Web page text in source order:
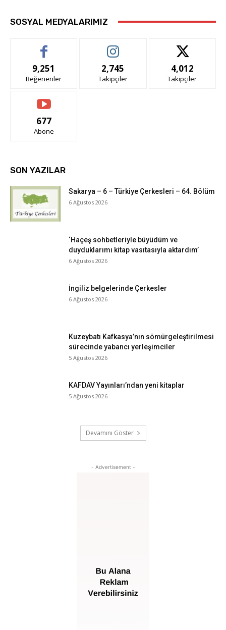
SOSYAL MEDYALARIMIZ
9,251
Beğenenler
2,745
Takipçiler
4,012
Takipçiler
677
Abone
SON YAZILAR
Sakarya – 6 – Türkiye Çerkesleri – 64. Bölüm
6 Ağustos 2026
‘Haçeş sohbetleriyle büyüdüm ve
duyduklarımı kitap vasıtasıyla aktardım’
6 Ağustos 2026
İngiliz belgelerinde Çerkesler
6 Ağustos 2026
Kuzeybatı Kafkasya’nın sömürgeleştirilmesi
sürecinde yabancı yerleşimciler
5 Ağustos 2026
KAFDAV Yayınları’ndan yeni kitaplar
5 Ağustos 2026
Devamını Göster
- Advertisement -